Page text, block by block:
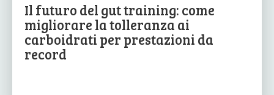
Il futuro del gut training: come
migliorare la tolleranza ai
carboidrati per prestazioni da
record